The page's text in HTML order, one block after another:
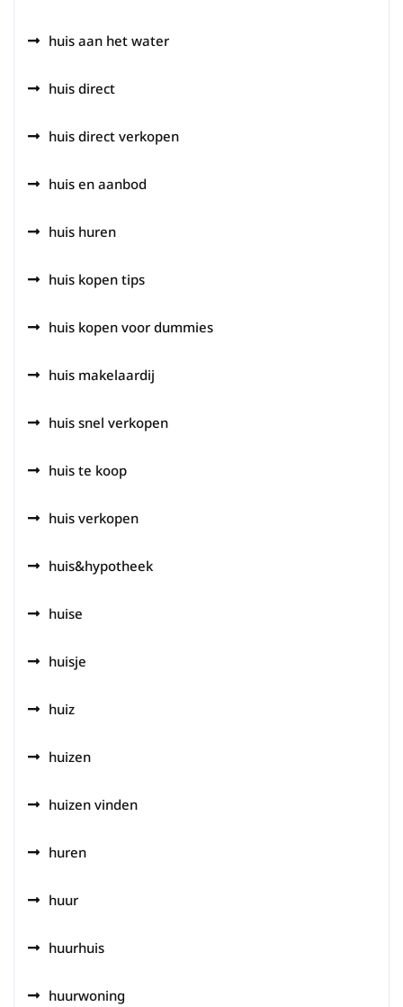
huis aan het water
huis direct
huis direct verkopen
huis en aanbod
huis huren
huis kopen tips
huis kopen voor dummies
huis makelaardij
huis snel verkopen
huis te koop
huis verkopen
huis&hypotheek
huise
huisje
huiz
huizen
huizen vinden
huren
huur
huurhuis
huurwoning